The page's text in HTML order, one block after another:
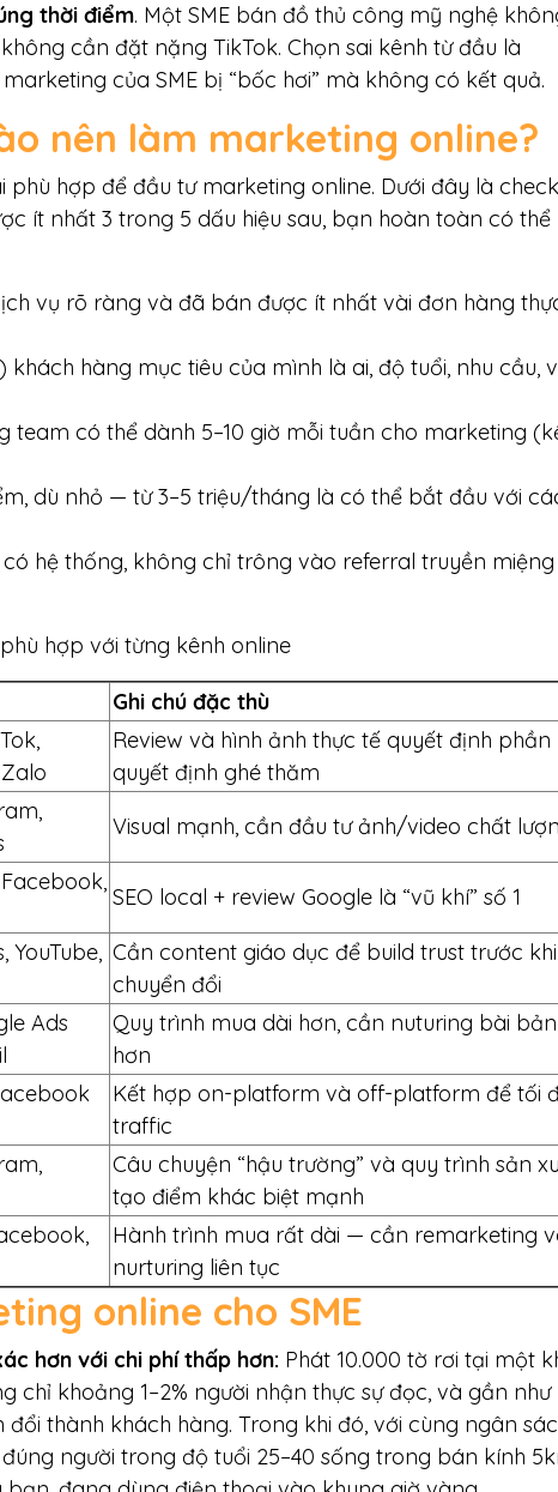
thời điểm. Một SME bán đồ thủ công mỹ nghệ
cần đặt nặng TikTok. Chọn sai kênh từ đầu là
của SME bị “bốc hơi” mà không có kết quả.
nên làm marketing online?
hợp để đầu tư marketing online. Dưới đây là
ít nhất 3 trong 5 dấu hiệu sau, bạn hoàn toàn có
vụ rõ ràng và đã bán được ít nhất vài đơn hàng
hàng mục tiêu của mình là ai, độ tuổi, nhu cầu,
team có thể dành 5–10 giờ mỗi tuần cho marketing
dù nhỏ — từ 3–5 triệu/tháng là có thể bắt đầu với
hệ thống, không chỉ trông vào referral truyền
hợp với từng kênh online
Ghi chú đặc thù
Review và hình ảnh thực tế quyết định phần
quyết định ghé thăm
Visual mạnh, cần đầu tư ảnh/video chất
SEO local + review Google là “vũ khí” số 1
YouTube, Cần content giáo dục để build trust trước khi
chuyển đổi
Ads
Quy trình mua dài hơn, cần nuturing bài bản
hơn
Kết hợp on-platform và off-platform để tối
traffic
Câu chuyện “hậu trường” và quy trình sản
tạo điểm khác biệt mạnh
Hành trình mua rất dài — cần remarketing
nurturing liên tục
online cho SME
hơn với chi phí thấp hơn: Phát 10.000 tờ rơi tại một
chỉ khoảng 1–2% người nhận thực sự đọc, và gần như
thành khách hàng. Trong khi đó, với cùng ngân
người trong độ tuổi 25–40 sống trong bán kính